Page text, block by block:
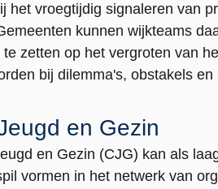
het vroegtijdig signaleren van
kunnen wijkteams
zetten op het vergroten van
bij dilemma's, obstakels en
en Gezin
en Gezin (CJG) kan als
vormen in het netwerk van